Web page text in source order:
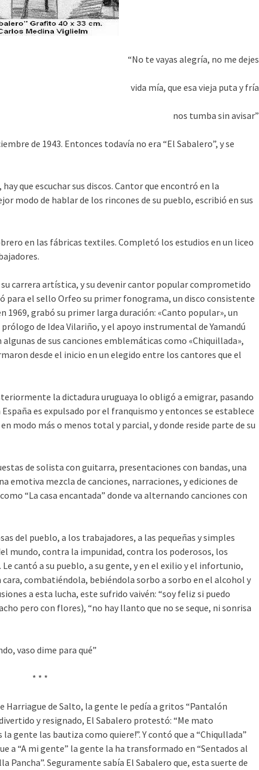
“No te vayas alegría, no me dejes
vida mía, que esa vieja puta y fría
nos tumba sin avisar”
de 1943. Entonces todavía no era “El Sabalero”, y se
que escuchar sus discos. Cantor que encontró en la
modo de hablar de los rincones de su pueblo, escribió en sus
en las fábricas textiles. Completó los estudios en un liceo
carrera artística, y su devenir cantor popular comprometido
para el sello Orfeo su primer fonograma, un disco consistente
1969, grabó su primer larga duración: «Canto popular», un
de Idea Vilariño, y el apoyo instrumental de Yamandú
de sus canciones emblemáticas como «Chiquillada»,
desde el inicio en un elegido entre los cantores que el
la dictadura uruguaya lo obligó a emigrar, pasando
es expulsado por el franquismo y entonces se establece
modo más o menos total y parcial, y donde reside parte de su
de solista con guitarra, presentaciones con bandas, una
emotiva mezcla de canciones, narraciones, y ediciones de
“La casa encantada” donde va alternando canciones con
del pueblo, a los trabajadores, a las pequeñas y simples
mundo, contra la impunidad, contra los poderosos, los
cantó a su pueblo, a su gente, y en el exilio y el infortunio,
combatiéndola, bebiéndola sorbo a sorbo en el alcohol y
a esta lucha, este sufrido vaivén: “soy feliz si puedo
pero con flores), “no hay llanto que no se seque, ni sonrisa
vaso dime para qué”
* * *
Harriague de Salto, la gente le pedía a gritos “Pantalón
y resignado, El Sabalero protestó: “Me mato
gente las bautiza como quiere!”. Y contó que a “Chiqullada”
a “A mi gente” la gente la ha transformado en “Sentados al
Pancha”. Seguramente sabía El Sabalero que, esta suerte de